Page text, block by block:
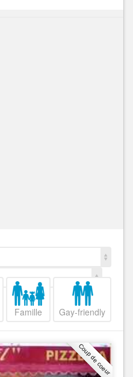
Famille Gay-friendly
Coup de coeur